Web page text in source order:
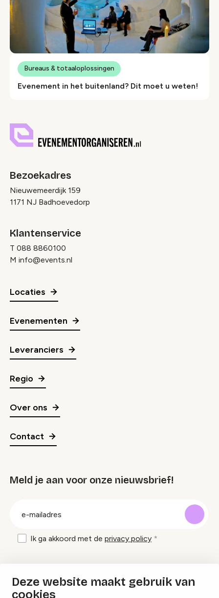
Deze website maakt gebruik van
cookies
Evenement in het buitenland? Dit moet u weten!
Bureaus & totaaloplossingen
Bezoekadres
Nieuwemeerdijk 159
1171 NJ Badhoevedorp
Klantenservice
T 088 8860100
M info@events.nl
Locaties
Evenementen
Leveranciers
Regio
Over ons
Contact
Meld je aan voor onze nieuwsbrief!
Ik ga akkoord met de privacy policy
Inspiratie en tips om evenementen te
organiseren?